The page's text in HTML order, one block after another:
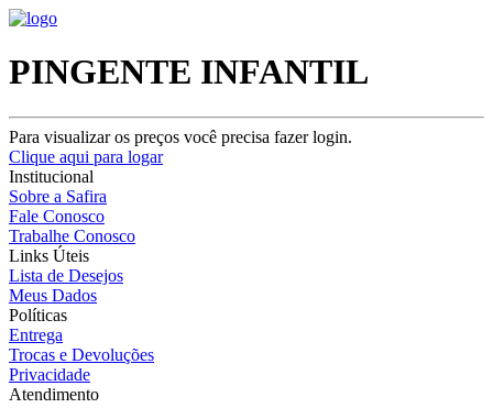
PINGENTE INFANTIL
Para visualizar os preços você precisa fazer login.
Clique aqui para logar
Institucional
Sobre a Safira
Fale Conosco
Trabalhe Conosco
Links Úteis
Lista de Desejos
Meus Dados
Políticas
Entrega
Trocas e Devoluções
Privacidade
Atendimento